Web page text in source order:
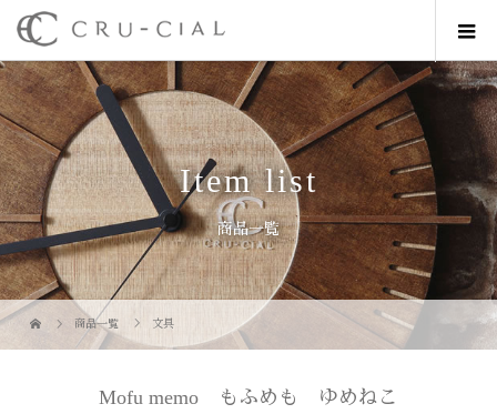
Item list
商品一覧
商品一覧 文具
Mofu memo もふめも ゆめねこ